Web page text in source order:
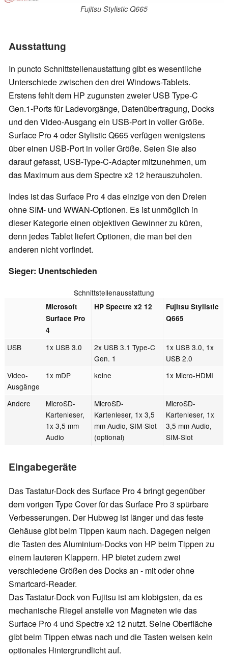
Fujitsu Stylistic Q665
Ausstattung
In puncto Schnittstellenaustattung gibt es wesentliche
Unterschiede zwischen den drei Windows-Tablets.
Erstens fehlt dem HP zugunsten zweier USB Type-C
Gen.1-Ports für Ladevorgänge, Datenübertragung, Docks
und den Video-Ausgang ein USB-Port in voller Größe.
Surface Pro 4 oder Stylistic Q665 verfügen wenigstens
über einen USB-Port in voller Größe. Seien Sie also
darauf gefasst, USB-Type-C-Adapter mitzunehmen, um
das Maximum aus dem Spectre x2 12 herauszuholen.
Indes ist das Surface Pro 4 das einzige von den Dreien
ohne SIM- und WWAN-Optionen. Es ist unmöglich in
dieser Kategorie einen objektiven Gewinner zu küren,
denn jedes Tablet liefert Optionen, die man bei den
anderen nicht vorfindet.
Sieger: Unentschieden
Schnittstellenausstattung
Microsoft
Surface Pro
4
HP Spectre x2 12
Fujitsu Stylistic
Q665
USB 1x USB 3.0
2x USB 3.1 Type-C
Gen. 1
1x USB 3.0, 1x
USB 2.0
Video-
Ausgänge
1x mDP keine 1x Micro-HDMI
Andere
MicroSD-
Kartenleser,
1x 3,5 mm
Audio
MicroSD-
Kartenleser, 1x 3,5
mm Audio, SIM-Slot
(optional)
MicroSD-
Kartenleser, 1x
3,5 mm Audio,
SIM-Slot
Eingabegeräte
Das Tastatur-Dock des Surface Pro 4 bringt gegenüber
dem vorigen Type Cover für das Surface Pro 3 spürbare
Verbesserungen. Der Hubweg ist länger und das feste
Gehäuse gibt beim Tippen kaum nach. Dagegen neigen
die Tasten des Aluminium-Docks von HP beim Tippen zu
einem lauteren Klappern. HP bietet zudem zwei
verschiedene Größen des Docks an - mit oder ohne
Smartcard-Reader.
Das Tastatur-Dock von Fujitsu ist am klobigsten, da es
mechanische Riegel anstelle von Magneten wie das
Surface Pro 4 und Spectre x2 12 nutzt. Seine Oberfläche
gibt beim Tippen etwas nach und die Tasten weisen kein
optionales Hintergrundlicht auf.